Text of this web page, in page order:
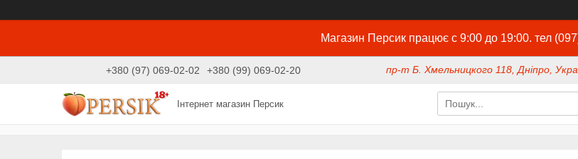
Магазин Персик працює с 9:00 до 19:00. тел
+380 (97) 069-02-02 +380 (99) 069-02-20 пр-т Б. Хмельницкого 118, Дніпро,
Інтернет магазин Персик